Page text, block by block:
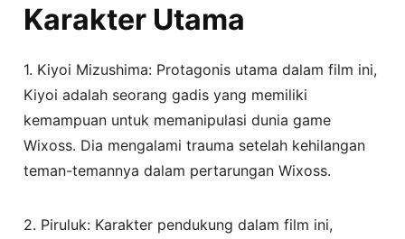
Karakter Utama
1. Kiyoi Mizushima: Protagonis utama dalam film ini,
Kiyoi adalah seorang gadis yang memiliki
kemampuan untuk memanipulasi dunia game
Wixoss. Dia mengalami trauma setelah kehilangan
teman-temannya dalam pertarungan Wixoss.
2. Piruluk: Karakter pendukung dalam film ini,